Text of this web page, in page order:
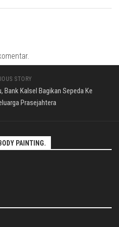
STORY
Bank Kalsel Bagikan Sepeda Ke
Prasejahtera
PAINTING.